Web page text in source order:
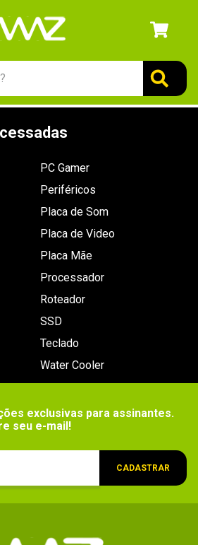
PC Gamer
Periféricos
Placa de Som
Placa de Video
Placa Mãe
Processador
Roteador
SSD
Teclado
Water Cooler
exclusivas para assinantes.
seu e-mail!
CADASTRAR
1º
gabinete
ssd
teclado
openbox
mouse
jonsbo
controle